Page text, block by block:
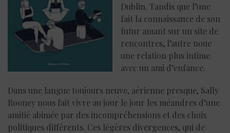
Dublin. Tandis que l’une
fait la connaissance de son
futur amant sur un site de
rencontres, l’autre noue
une relation plus intime
avec un ami d’enfance.
Dans une langue toujours neuve, aérienne presque, Sally
Rooney nous fait vivre au jour le jour les méandres d’une
amitié abimée par des incompréhensions et des choix
politiques différents. Ces légères divergences, qui de